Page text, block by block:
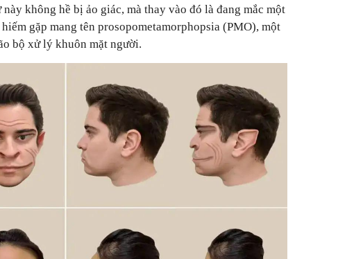
không hề bị ảo giác, mà thay vào đó là đang mắc một
gặp mang tên prosopometamorphopsia (PMO), một
bộ xử lý khuôn mặt người.